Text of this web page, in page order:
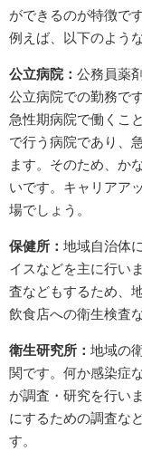
ができるのが特徴です
例えば、以下のよう
公立病院： 公務員薬
公立病院での勤務で
急性期病院で働くこ
で行う病院であり、
ます。そのため、か
いです。キャリアア
場でしょう。
保健所： 地域自治体
イスなどを主に行い
査などもするため、
飲食店への衛生検査
衛生研究所： 地域の
関です。何か感染症
が調査・研究を行い
にするための調査な
す。